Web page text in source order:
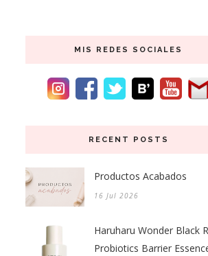
MIS REDES SOCIALES
RECENT POSTS
Productos Acabados
16 Jul 2026
Haruharu Wonder Black
Probiotics Barrier